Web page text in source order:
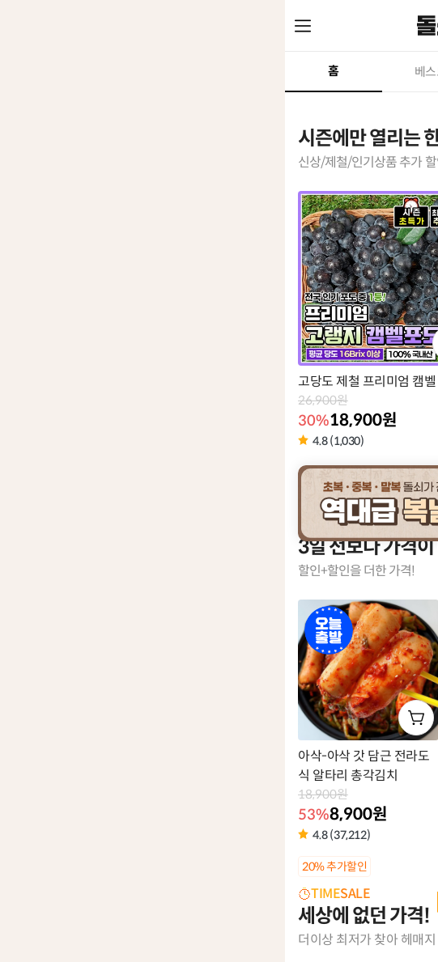
열
기
홈 베
상
품
리
스
트
시즌에만 열리는
신상/제철/인기상품 추가
고당도 제철 프리미엄 캠
26,900원
30%18,900원
4.8 (1,030)
3일 전보다 가격
할인+할인을 더한 가격!
오
늘
출
발
아삭-아삭 갓 담근 전라도
식 알타리 총각김치
18,900원
53%8,900원
4.8 (37,212)
상
품
라
벨
20% 추가할인
TIMESALE
세상에 없던 가격!
더이상 최저가 찾아 헤매